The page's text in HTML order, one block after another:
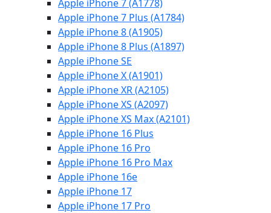
Apple iPhone 7 (A1778)
Apple iPhone 7 Plus (A1784)
Apple iPhone 8 (A1905)
Apple iPhone 8 Plus (A1897)
Apple iPhone SE
Apple iPhone X (A1901)
Apple iPhone XR (A2105)
Apple iPhone XS (A2097)
Apple iPhone XS Max (A2101)
Apple iPhone 16 Plus
Apple iPhone 16 Pro
Apple iPhone 16 Pro Max
Apple iPhone 16e
Apple iPhone 17
Apple iPhone 17 Pro